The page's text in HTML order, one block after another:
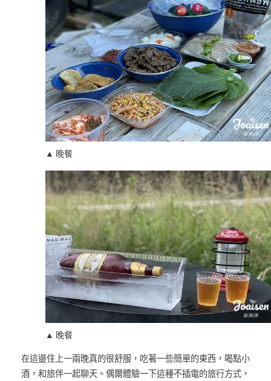
▲ 晚餐
▲ 晚餐
在這邊住上一兩晚真的很舒服，吃著一些簡單的東西，喝點小
酒，和旅伴一起聊天。偶爾體驗一下這種不插電的旅行方式，